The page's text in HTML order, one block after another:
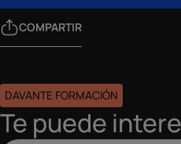
COMPARTIR
DAVANTE FORMACIÓN
Te puede